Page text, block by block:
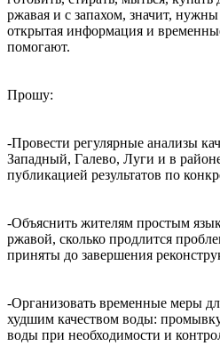
ржавая и с запахом, значит,
открытая информация и
помогают.
Прошу:
-Провести регулярные анализы
Западный, Галево, Луги и в
публикацией результатов по
-Объяснить жителям простым
ржавой, сколько продлится
приняты до завершения
-Организовать временные меры
худшим качеством воды:
воды при необходимости и